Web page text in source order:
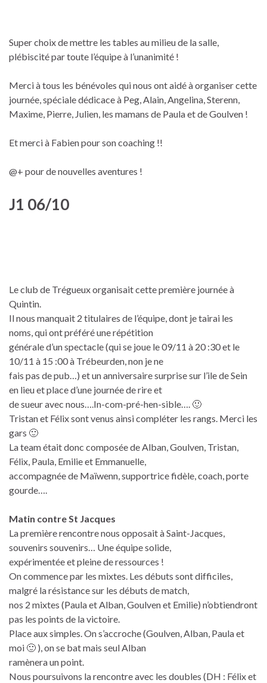
Super choix de mettre les tables au milieu de la salle,
plébiscité par toute l’équipe à l’unanimité !
Merci à tous les bénévoles qui nous ont aidé à organiser cette
journée, spéciale dédicace à Peg, Alain, Angelina, Sterenn,
Maxime, Pierre, Julien, les mamans de Paula et de Goulven !
Et merci à Fabien pour son coaching !!
@+ pour de nouvelles aventures !
J1 06/10
Le club de Trégueux organisait cette première journée à
Quintin.
Il nous manquait 2 titulaires de l’équipe, dont je tairai les
noms, qui ont préféré une répétition
générale d’un spectacle (qui se joue le 09/11 à 20 :30 et le
10/11 à 15 :00 à Trébeurden, non je ne
fais pas de pub…) et un anniversaire surprise sur l’ile de Sein
en lieu et place d’une journée de rire et
de sueur avec nous….In-com-pré-hen-sible…. 🙂
Tristan et Félix sont venus ainsi compléter les rangs. Merci les
gars 🙂
La team était donc composée de Alban, Goulven, Tristan,
Félix, Paula, Emilie et Emmanuelle,
accompagnée de Maïwenn, supportrice fidèle, coach, porte
gourde….
Matin contre St Jacques
La première rencontre nous opposait à Saint-Jacques,
souvenirs souvenirs… Une équipe solide,
expérimentée et pleine de ressources !
On commence par les mixtes. Les débuts sont difficiles,
malgré la résistance sur les débuts de match,
nos 2 mixtes (Paula et Alban, Goulven et Emilie) n’obtiendront
pas les points de la victoire.
Place aux simples. On s’accroche (Goulven, Alban, Paula et
moi 🙂 ), on se bat mais seul Alban
ramènera un point.
Nous poursuivons la rencontre avec les doubles (DH : Félix et